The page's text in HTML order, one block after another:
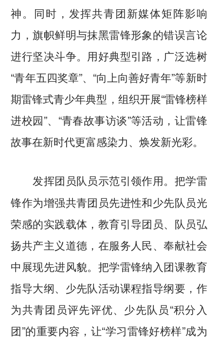
神。同时，发挥共青团新媒体矩阵影响
力，旗帜鲜明与抹黑雷锋形象的错误言论
进行坚决斗争。用好典型引路，广泛选树
“青年五四奖章”、“向上向善好青年”等新时
期雷锋式青少年典型，组织开展“雷锋榜样
进校园”、“青春故事访谈”等活动，让雷锋
故事在新时代更富感染力、焕发新光彩。
发挥团员队员示范引领作用。 把学雷
锋作为增强共青团员先进性和少先队员光
荣感的实践载体，教育引导团员、队员弘
扬共产主义道德，在服务人民、奉献社会
中展现先进风貌。把学雷锋纳入团课教育
指导大纲、少先队活动课程指导纲要，作
为共青团员评先评优、少先队员“积分入
团”的重要内容，让“学习雷锋好榜样”成为